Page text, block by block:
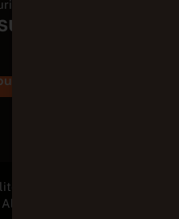
rejoindre
et Mentions légales
Rights Reserved.